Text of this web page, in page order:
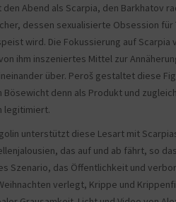
Abend als Scarpia, den Barkhatov
dessen sexualisierte Obsession für
wird. Die Fokussierung auf
ihm inszeniertes Mittel zur
über. Peroš gestaltet diese
Bösewicht denn als Produkt und
legitimiert.
unterstützt diese Lesart mit
das auf und ab fährt, so
Szenario, das Öffentlichkeit und
verlegt, Krippe und